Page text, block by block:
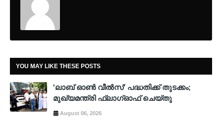
YOU MAY LIKE THESE POSTS
'ലാബ് ഓൺ വീൽസ്' പദ്ധതിക്ക് തുടക്കം;
മുഖ്യമന്ത്രി ഫ്ലാഗ്ഓഫ് ചെയ്തു
August 06, 2026